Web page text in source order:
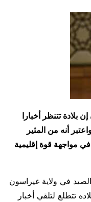
تتنظر أخبارا
أنه من المثير
مواجهة قوة إقليمية
في ولاية غيراسون
تتطلع لتلقي أخبار